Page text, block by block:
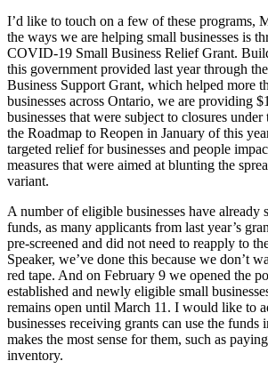
I’d like to touch on a few of these programs,
the ways we are helping small businesses is
COVID-19 Small Business Relief Grant.
this government provided last year through
Business Support Grant, which helped more
businesses across Ontario, we are providing
businesses that were subject to closures
the Roadmap to Reopen in January of this
targeted relief for businesses and people
measures that were aimed at blunting the
variant.
A number of eligible businesses have already
funds, as many applicants from last year’s
pre-screened and did not need to reapply to
Speaker, we’ve done this because we don’t
red tape. And on February 9 we opened the
established and newly eligible small
remains open until March 11. I would like to
businesses receiving grants can use the funds
makes the most sense for them, such as
inventory.